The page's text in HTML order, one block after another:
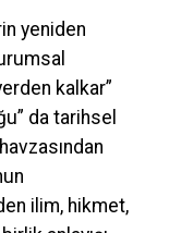
yeniden
kalkar”
da tarihsel
ilim, hikmet,